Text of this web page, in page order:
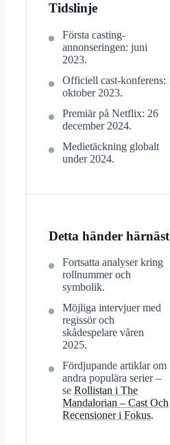
Tidslinje
Första casting-
annonseringen: juni
2023.
Officiell cast-konferens:
oktober 2023.
Premiär på Netflix: 26
december 2024.
Medietäckning globalt
under 2024.
Detta händer härnäst
Fortsatta analyser kring
rollnummer och
symbolik.
Möjliga intervjuer med
regissör och
skådespelare våren
2025.
Fördjupande artiklar om
andra populära serier –
se Rollistan i The
Mandalorian – Cast Och
Recensioner i Fokus.